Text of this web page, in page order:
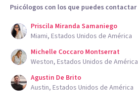
Psicólogos con los que puedes contactar
Priscila Miranda Samaniego
Miami, Estados Unidos de América
Michelle Coccaro Montserrat
Weston, Estados Unidos de América
Agustin De Brito
Austin, Estados Unidos de América